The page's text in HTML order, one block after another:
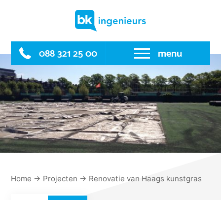
088 321 25 00 menu
Home → Projecten → Renovatie van Haags kunstgras